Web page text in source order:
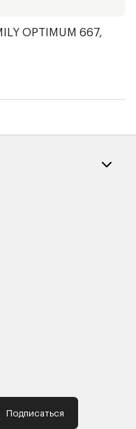
OPTIMUM 667,
Подписаться